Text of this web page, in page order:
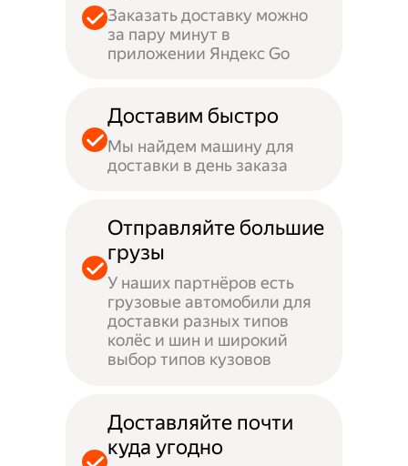
Заказать доставку можно
за пару минут в
приложении Яндекс Go
Доставим быстро
Мы найдем машину для
доставки в день заказа
Отправляйте большие
грузы
У наших партнёров есть
грузовые автомобили для
доставки разных типов
колёс и шин и широкий
выбор типов кузовов
Доставляйте почти
куда угодно